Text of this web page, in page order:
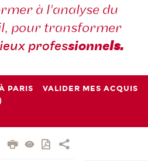
à l'analyse du
pour transformer
professionnels.
PARIS
VALIDER MES ACQUIS